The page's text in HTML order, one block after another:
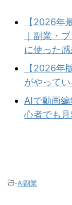
【2026年
｜副業・
に使った感
【2026年
がやって
AIで動画
心者でも月
-AI副業